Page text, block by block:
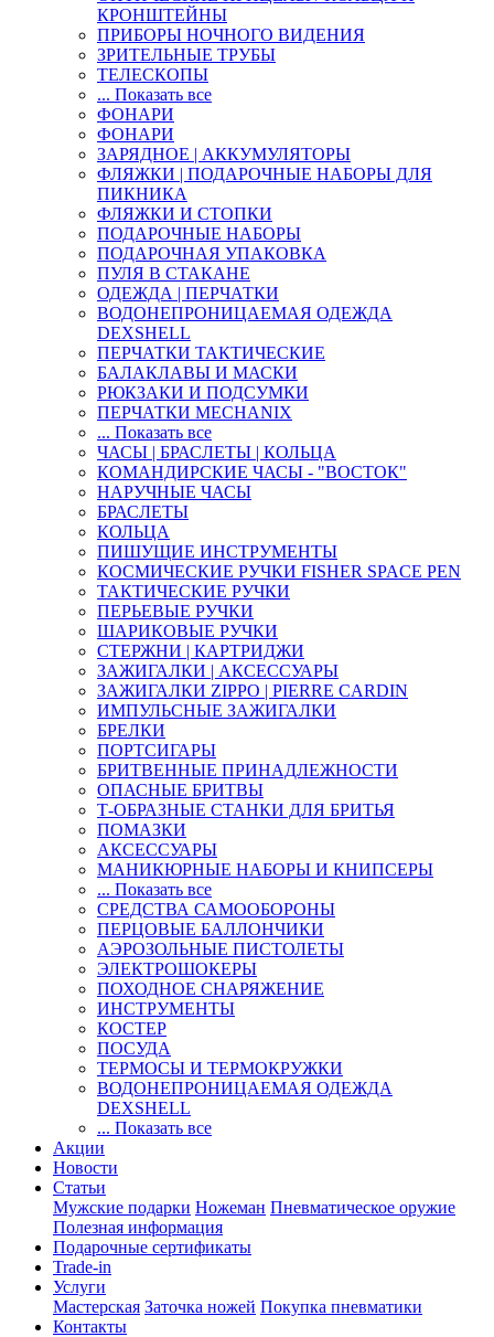
КРОНШТЕЙНЫ
ПРИБОРЫ НОЧНОГО ВИДЕНИЯ
ЗРИТЕЛЬНЫЕ ТРУБЫ
ТЕЛЕСКОПЫ
... Показать все
ФОНАРИ
ФОНАРИ
ЗАРЯДНОЕ | АККУМУЛЯТОРЫ
ФЛЯЖКИ | ПОДАРОЧНЫЕ НАБОРЫ ДЛЯ
ПИКНИКА
ФЛЯЖКИ И СТОПКИ
ПОДАРОЧНЫЕ НАБОРЫ
ПОДАРОЧНАЯ УПАКОВКА
ПУЛЯ В СТАКАНЕ
ОДЕЖДА | ПЕРЧАТКИ
ВОДОНЕПРОНИЦАЕМАЯ ОДЕЖДА
DEXSHELL
ПЕРЧАТКИ ТАКТИЧЕСКИЕ
БАЛАКЛАВЫ И МАСКИ
РЮКЗАКИ И ПОДСУМКИ
ПЕРЧАТКИ MECHANIX
... Показать все
ЧАСЫ | БРАСЛЕТЫ | КОЛЬЦА
КОМАНДИРСКИЕ ЧАСЫ - "ВОСТОК"
НАРУЧНЫЕ ЧАСЫ
БРАСЛЕТЫ
КОЛЬЦА
ПИШУЩИЕ ИНСТРУМЕНТЫ
КОСМИЧЕСКИЕ РУЧКИ FISHER SPACE PEN
ТАКТИЧЕСКИЕ РУЧКИ
ПЕРЬЕВЫЕ РУЧКИ
ШАРИКОВЫЕ РУЧКИ
СТЕРЖНИ | КАРТРИДЖИ
ЗАЖИГАЛКИ | АКСЕССУАРЫ
ЗАЖИГАЛКИ ZIPPO | PIERRE CARDIN
ИМПУЛЬСНЫЕ ЗАЖИГАЛКИ
БРЕЛКИ
ПОРТСИГАРЫ
БРИТВЕННЫЕ ПРИНАДЛЕЖНОСТИ
ОПАСНЫЕ БРИТВЫ
Т-ОБРАЗНЫЕ СТАНКИ ДЛЯ БРИТЬЯ
ПОМАЗКИ
АКСЕССУАРЫ
МАНИКЮРНЫЕ НАБОРЫ И КНИПСЕРЫ
... Показать все
СРЕДСТВА САМООБОРОНЫ
ПЕРЦОВЫЕ БАЛЛОНЧИКИ
АЭРОЗОЛЬНЫЕ ПИСТОЛЕТЫ
ЭЛЕКТРОШОКЕРЫ
ПОХОДНОЕ СНАРЯЖЕНИЕ
ИНСТРУМЕНТЫ
КОСТЕР
ПОСУДА
ТЕРМОСЫ И ТЕРМОКРУЖКИ
ВОДОНЕПРОНИЦАЕМАЯ ОДЕЖДА
DEXSHELL
... Показать все
Акции
Новости
Статьи
Мужские подарки Ножеман Пневматическое оружие
Полезная информация
Подарочные сертификаты
Trade-in
Услуги
Мастерская Заточка ножей Покупка пневматики
Контакты